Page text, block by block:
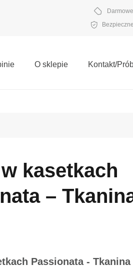
O sklepie Kontakt/
kasetkach
–
Passionata - Tkanina